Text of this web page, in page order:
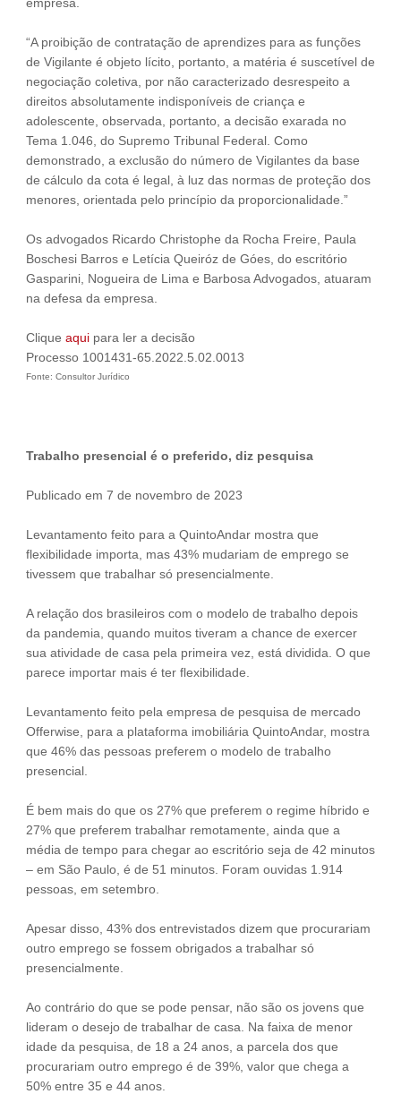
“A proibição de contratação de aprendizes para as funções
de Vigilante é objeto lícito, portanto, a matéria é suscetível de
negociação coletiva, por não caracterizado desrespeito a
direitos absolutamente indisponíveis de criança e
adolescente, observada, portanto, a decisão exarada no
Tema 1.046, do Supremo Tribunal Federal. Como
demonstrado, a exclusão do número de Vigilantes da base
de cálculo da cota é legal, à luz das normas de proteção dos
menores, orientada pelo princípio da proporcionalidade.”
Os advogados Ricardo Christophe da Rocha Freire, Paula
Boschesi Barros e Letícia Queiróz de Góes, do escritório
Gasparini, Nogueira de Lima e Barbosa Advogados, atuaram
na defesa da empresa.
Clique aqui para ler a decisão
Processo 1001431-65.2022.5.02.0013
Fonte: Consultor Jurídico
Trabalho presencial é o preferido, diz pesquisa
Publicado em 7 de novembro de 2023
Levantamento feito para a QuintoAndar mostra que
flexibilidade importa, mas 43% mudariam de emprego se
tivessem que trabalhar só presencialmente.
A relação dos brasileiros com o modelo de trabalho depois
da pandemia, quando muitos tiveram a chance de exercer
sua atividade de casa pela primeira vez, está dividida. O que
parece importar mais é ter flexibilidade.
Levantamento feito pela empresa de pesquisa de mercado
Offerwise, para a plataforma imobiliária QuintoAndar, mostra
que 46% das pessoas preferem o modelo de trabalho
presencial.
É bem mais do que os 27% que preferem o regime híbrido e
27% que preferem trabalhar remotamente, ainda que a
média de tempo para chegar ao escritório seja de 42 minutos
– em São Paulo, é de 51 minutos. Foram ouvidas 1.914
pessoas, em setembro.
Apesar disso, 43% dos entrevistados dizem que procurariam
outro emprego se fossem obrigados a trabalhar só
presencialmente.
Ao contrário do que se pode pensar, não são os jovens que
lideram o desejo de trabalhar de casa. Na faixa de menor
idade da pesquisa, de 18 a 24 anos, a parcela dos que
procurariam outro emprego é de 39%, valor que chega a
50% entre 35 e 44 anos.